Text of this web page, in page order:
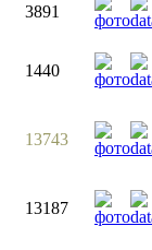
3891
1440
13743
13187